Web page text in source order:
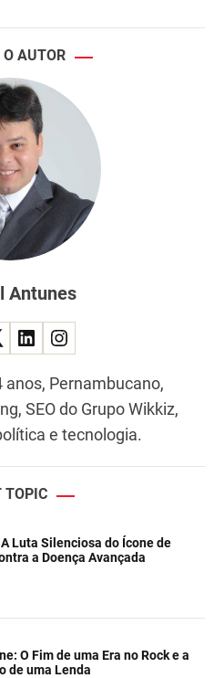
O AUTOR
Antunes
Pernambucano,
SEO do Grupo Wikkiz,
e tecnologia.
TOPIC
Luta Silenciosa do Ícone de
a Doença Avançada
O Fim de uma Era no Rock e a
de uma Lenda